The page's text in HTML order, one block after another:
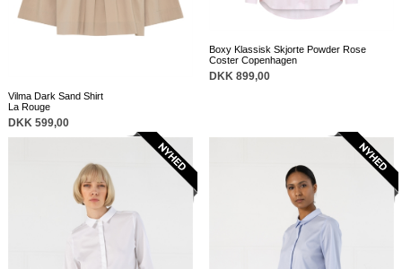
Vilma Dark Sand Shirt
La Rouge
DKK 599,00
Boxy Klassisk Skjorte Powder Rose
Coster Copenhagen
DKK 899,00